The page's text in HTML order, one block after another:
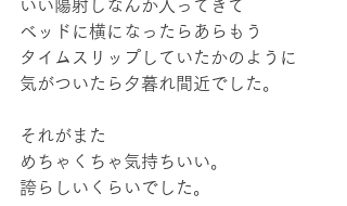
いい陽射しなんか入ってきて
ベッドに横になったらあらもう
タイムスリップしていたかのように
気がついたら夕暮れ間近でした。
それがまた
めちゃくちゃ気持ちいい。
誇らしいくらいでした。